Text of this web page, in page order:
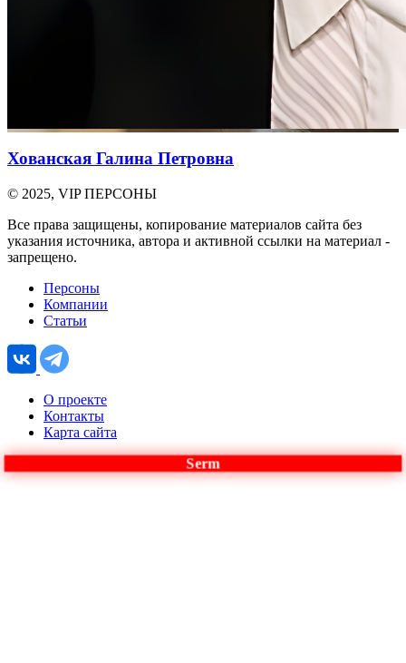
Хованская Галина Петровна
© 2025, VIP ПЕРСОНЫ
Все права защищены, копирование материалов сайта без
указания источника, автора и активной ссылки на материал -
запрещено.
Персоны
Компании
Статьи
О проекте
Контакты
Карта сайта
Serm